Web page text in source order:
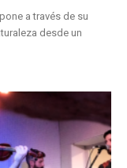
a través de su
desde un